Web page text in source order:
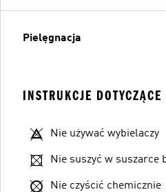
Pielęgnacja
INSTRUKCJE
Nie używać wybielaczy
Nie suszyć w suszarce
Nie czyścić chemicznie